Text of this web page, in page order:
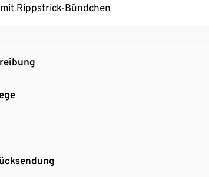
Rippstrick-Bündchen